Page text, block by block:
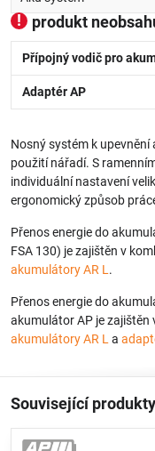
produkt
Přípojný vodič pro
Adaptér AP
Nosný systém k upevnění
použití nářadí. S
individuální nastavení
ergonomický způsob
Přenos energie do
FSA 130) je zajištěn v
akumulátory AR L.
Přenos energie do
akumulátor AP je zajištěn
akumulátory AR La
Související produkty